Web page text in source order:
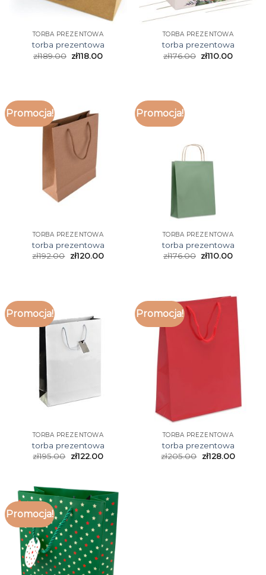
TORBA PREZENTOWA
torba prezentowa
zł189.00 zł118.00
TORBA PREZENTOWA
torba prezentowa
zł176.00 zł110.00
Promocja!
TORBA PREZENTOWA
torba prezentowa
zł192.00 zł120.00
Promocja!
TORBA PREZENTOWA
torba prezentowa
zł176.00 zł110.00
Promocja!
TORBA PREZENTOWA
torba prezentowa
zł195.00 zł122.00
Promocja!
TORBA PREZENTOWA
torba prezentowa
zł205.00 zł128.00
Promocja!